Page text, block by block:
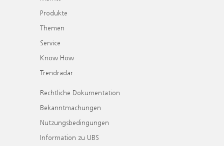
Produkte
Themen
Service
Know How
Trendradar
Rechtliche Dokumentation
Bekanntmachungen
Nutzungsbedingungen
Information zu UBS